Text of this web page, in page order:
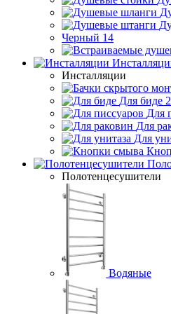
Черный 14
Инсталляции
Для биде
Для
Для
Для
Полотенцесушители
Водяные